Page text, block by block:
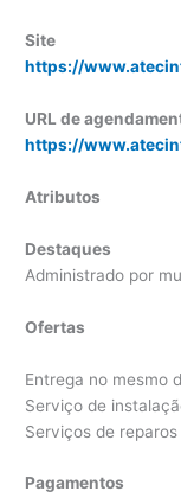
Site
https://
URL de
https://
Atributos
Destaques
Administrado por
Ofertas
Entrega no mesmo
Serviço de
Serviços de
Pagamentos